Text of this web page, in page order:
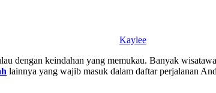
Kaylee
dengan keindahan yang memukau. Banyak
lainnya yang wajib masuk dalam daftar perjalanan